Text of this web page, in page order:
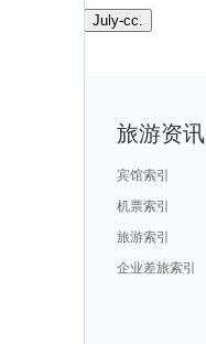
July-cc.
旅游资讯
宾馆索引
机票索引
旅游索引
企业差旅索引